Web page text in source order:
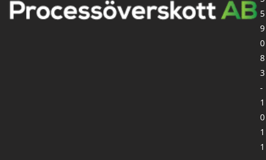
5
9
0
8
3
-
1
0
1
1